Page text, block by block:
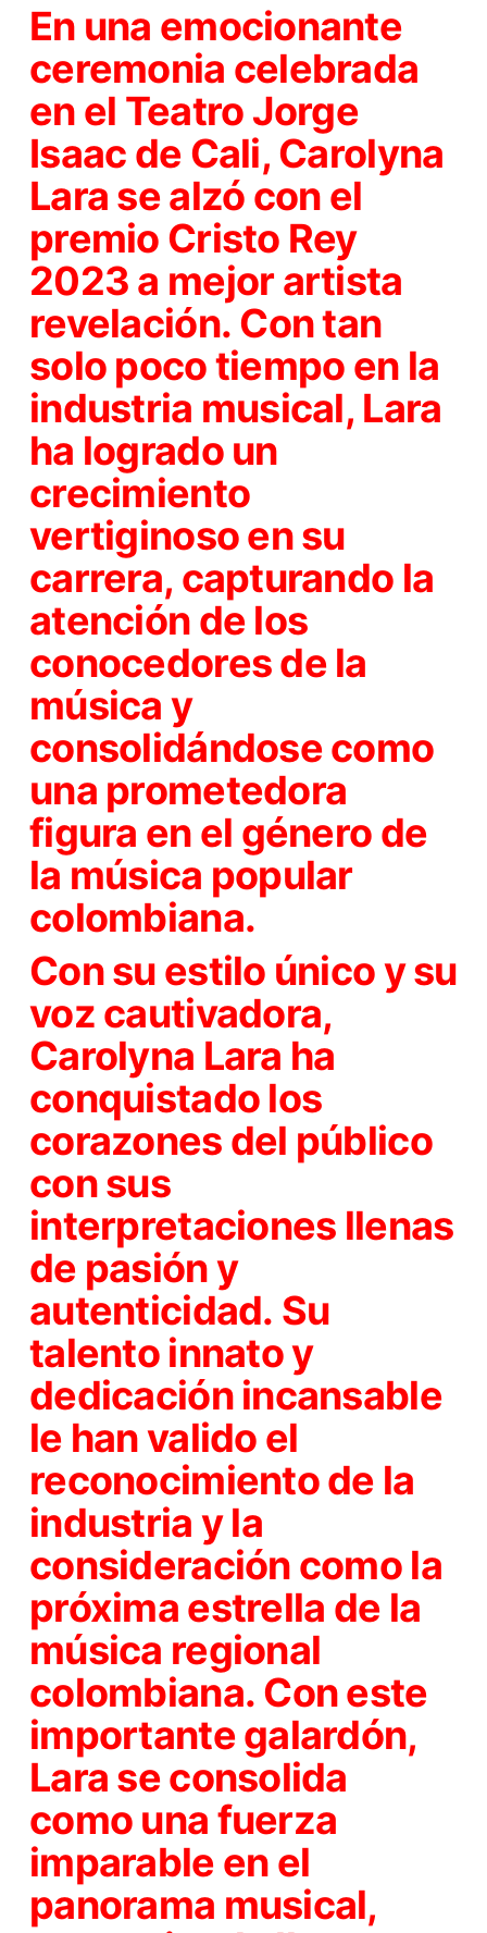
En una emocionante
ceremonia celebrada
en el Teatro Jorge
Isaac de Cali, Carolyna
Lara se alzó con el
premio Cristo Rey
2023 a mejor artista
revelación. Con tan
solo poco tiempo en la
industria musical, Lara
ha logrado un
crecimiento
vertiginoso en su
carrera, capturando la
atención de los
conocedores de la
música y
consolidándose como
una prometedora
figura en el género de
la música popular
colombiana.
Con su estilo único y su
voz cautivadora,
Carolyna Lara ha
conquistado los
corazones del público
con sus
interpretaciones llenas
de pasión y
autenticidad. Su
talento innato y
dedicación incansable
le han valido el
reconocimiento de la
industria y la
consideración como la
próxima estrella de la
música regional
colombiana. Con este
importante galardón,
Lara se consolida
como una fuerza
imparable en el
panorama musical,